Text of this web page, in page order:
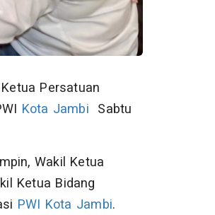
Persatuan
Kota Jambi Sabtu
Wakil Ketua
Ketua Bidang
PWI Kota Jambi.